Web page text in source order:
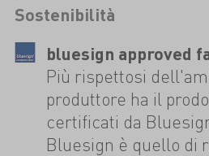
Sostenibilità
bluesign approved
Più rispettosi
produttore ha il
certificati da
Bluesign è quello di